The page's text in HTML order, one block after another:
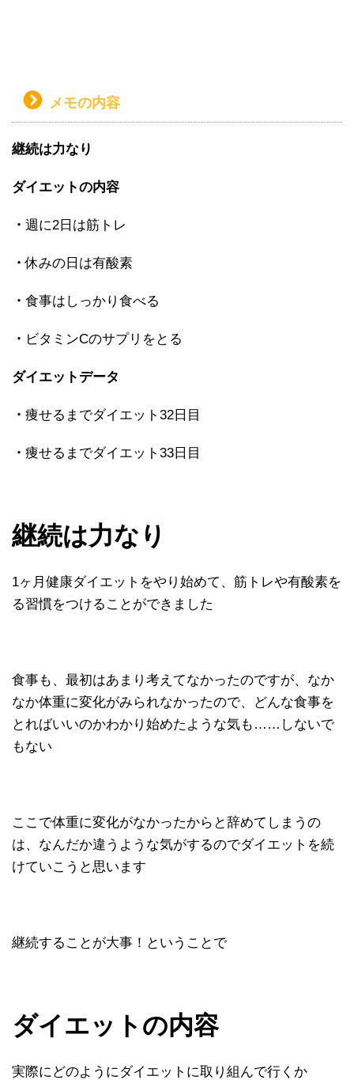
メモの内容
継続は力なり
ダイエットの内容
・ 週に2日は筋トレ
・休みの日は有酸素
・ 食事はしっかり食べる
・ ビタミンCのサプリをとる
ダイエットデータ
・ 痩せるまでダイエット32日目
・ 痩せるまでダイエット33日目
継続は力なり
1ヶ月健康ダイエットをやり始めて、筋トレや有酸素を
る習慣をつけることができました
食事も、最初はあまり考えてなかったのですが、なか
なか体重に変化がみられなかったので、どんな食事を
とればいいのかわかり始めたような気も……しないで
もない
ここで体重に変化がなかったからと辞めてしまうの
は、なんだか違うような気がするのでダイエットを続
けていこうと思います
継続することが大事！ということで
ダイエットの内容
実際にどのようにダイエットに取り組んで行くか